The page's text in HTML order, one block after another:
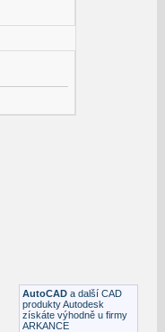
1000x500
AutoCAD a další CAD
produkty Autodesk
získáte výhodně u firmy
ARKANCE